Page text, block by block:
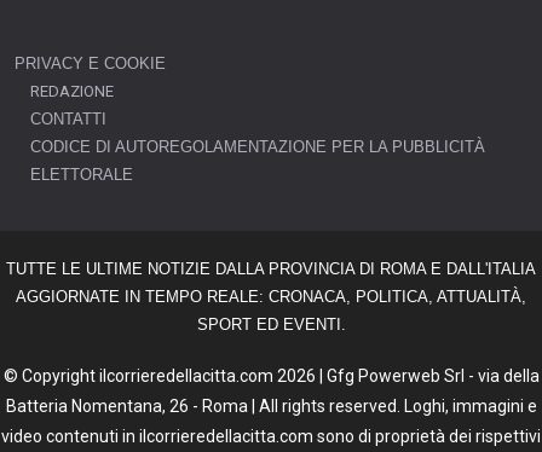
PRIVACY E COOKIE
REDAZIONE
CONTATTI
CODICE DI AUTOREGOLAMENTAZIONE PER LA PUBBLICITÀ
ELETTORALE
TUTTE LE ULTIME NOTIZIE DALLA PROVINCIA DI ROMA E DALL'ITALIA
AGGIORNATE IN TEMPO REALE: CRONACA, POLITICA, ATTUALITÀ,
SPORT ED EVENTI.
© Copyright ilcorrieredellacitta.com 2026 | Gfg Powerweb Srl - via della
Batteria Nomentana, 26 - Roma | All rights reserved. Loghi, immagini e
video contenuti in ilcorrieredellacitta.com sono di proprietà dei rispettivi